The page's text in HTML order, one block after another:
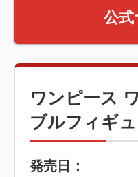
公
ワンピース
ブルフィギ
発売日：